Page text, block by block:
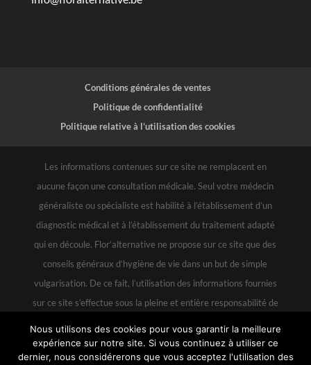
Conditions générales de ventes
Politique de confidentialité
Politique relative à l’utilisation des cookies
Les informations contenues sur ce site ne remplacent en
aucune façon une consultation médicale. Seul votre médecin
généraliste ou spécialiste est habilité à l’établissement d’un
diagnostic médical et à l’établissement du traitement adapté
qui en découle. Flor’alternative ne propose sur ce site que des
conseils généraux d’hygiène de vie dans un but de simple
vulgarisation. De ce fait, l’utilisation des informations fournies
sur ce site s’effectue sous la pleine et entière responsabilité de
partir de livres ou revues. Et en aucun cas, Flor’alternative ne
pourra être rendue responsable de cette utilisation, ainsi que
Nous utilisons des cookies pour vous garantir la meilleure
expérience sur notre site. Si vous continuez à utiliser ce
dernier, nous considérerons que vous acceptez l'utilisation des